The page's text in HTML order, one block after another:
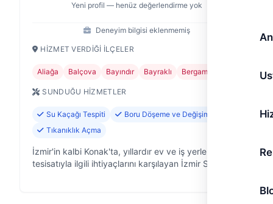
Yeni profil — henüz değerlendirme yok
Deneyim bilgisi eklenmemiş
HIZMET VERDIĞI İLÇELER
Aliağa Balçova Bayındır Bayraklı Bergama
SUNDUĞU HIZMETLER
Su Kaçağı Tespiti
Boru Döşeme ve Değişimi
Tıkanıklık Açma
İzmir'in kalbi Konak'ta, yıllardır ev ve iş yerlerinin su
tesisatıyla ilgili ihtiyaçlarını karşılayan İzmir Su